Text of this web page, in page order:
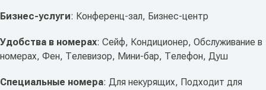
Бизнес-услуги: Конференц-зал, Бизнес-центр
Удобства в номерах: Сейф, Кондиционер, Обслуживание в
номерах, Фен, Телевизор, Мини-бар, Телефон, Душ
Специальные номера: Для некурящих, Подходит для